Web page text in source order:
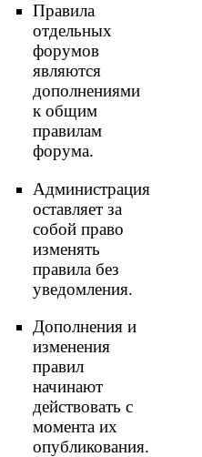
Правила
отдельных
форумов
являются
дополнениями
к общим
правилам
форума.
Администрация
оставляет за
собой право
изменять
правила без
уведомления.
Дополнения и
изменения
правил
начинают
действовать с
момента их
опубликования.